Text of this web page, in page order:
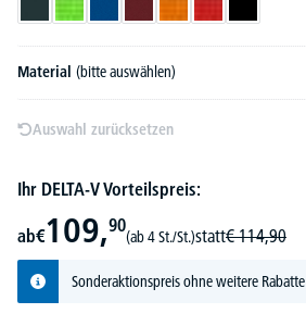
AnthrazitApfelgrün
Material (bitte auswählen)
Auswahl zurücksetzen
Ihr DELTA-V Vorteilspreis:
ab€109,90
(ab 4 St./St.)statt€ 114,90
Sonderaktionspreis ohne weitere Rabatte